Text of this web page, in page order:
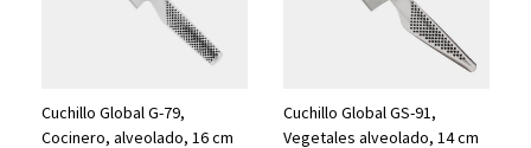
Cuchillo Global G-79,
Cocinero, alveolado, 16 cm
Cuchillo Global GS-91,
Vegetales alveolado, 14 cm